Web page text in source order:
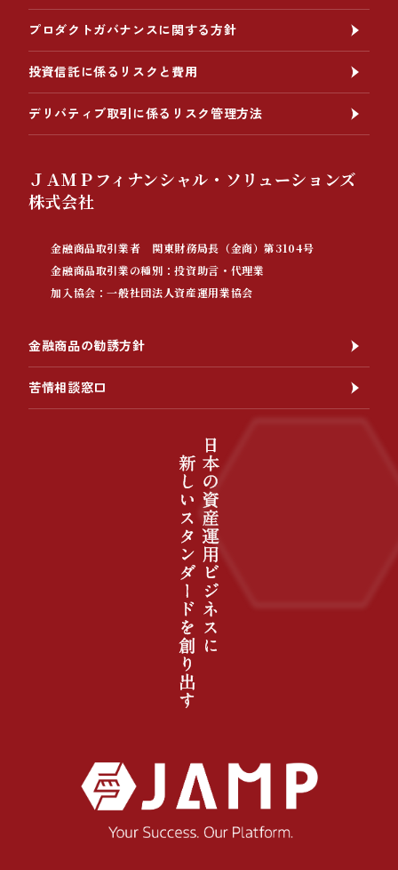
プロダクトガバナンスに関する方針
投資信託に係るリスクと費用
デリバティブ取引に係るリスク管理方法
ＪＡＭＰフィナンシャル・ソリューションズ
株式会社
金融商品取引業者 関東財務局長（金商）第3104号
金融商品取引業の種別：投資助言・代理業
加入協会：一般社団法人資産運用業協会
金融商品の勧誘方針
苦情相談窓口